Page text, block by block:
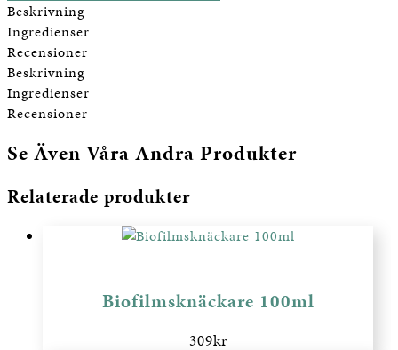
Beskrivning
Ingredienser
Recensioner
Beskrivning
Ingredienser
Recensioner
Se Även Våra Andra Produkter
Relaterade produkter
Biofilmsknäckare 100ml
309kr